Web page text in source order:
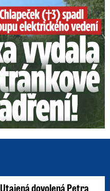
Utajená dovolená Petra